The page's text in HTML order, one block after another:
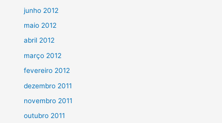
junho 2012
maio 2012
abril 2012
março 2012
fevereiro 2012
dezembro 2011
novembro 2011
outubro 2011